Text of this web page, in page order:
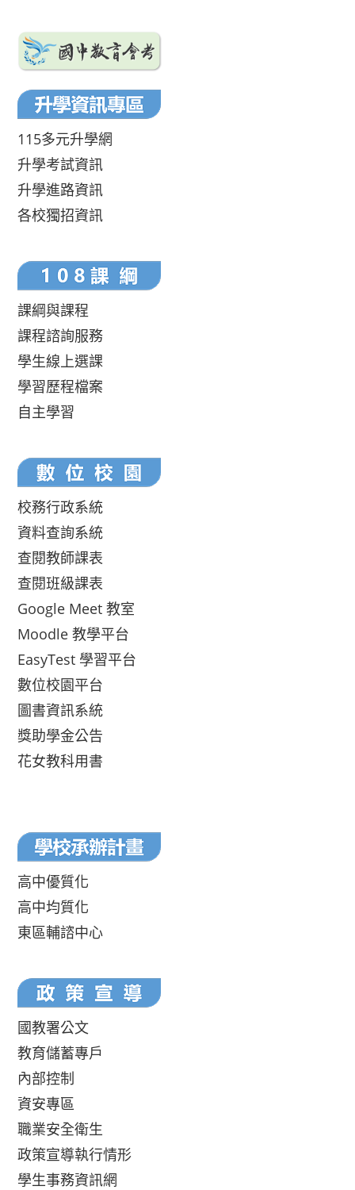
115多元升學網
升學考試資訊
升學進路資訊
各校獨招資訊
課綱與課程
課程諮詢服務
學生線上選課
學習歷程檔案
自主學習
校務行政系統
資料查詢系統
查閱教師課表
查閱班級課表
Google Meet 教室
Moodle 教學平台
EasyTest 學習平台
數位校園平台
圖書資訊系統
獎助學金公告
花女教科用書
高中優質化
高中均質化
東區輔諮中心
國教署公文
教育儲蓄專戶
內部控制
資安專區
職業安全衛生
政策宣導執行情形
學生事務資訊網